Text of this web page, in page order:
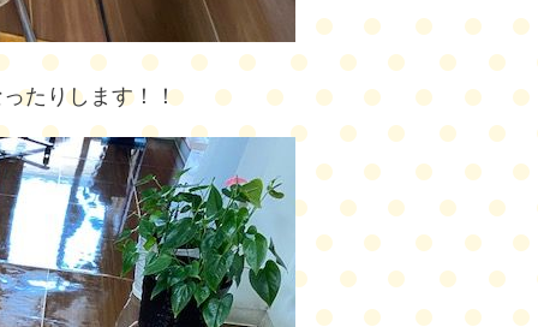
たりし ます！！